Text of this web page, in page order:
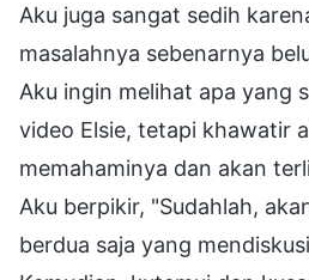
Aku juga sangat sedih
masalahnya sebenarnya
Aku ingin melihat apa yang
video Elsie, tetapi khawatir
memahaminya dan akan
Aku berpikir, "Sudahlah,
berdua saja yang